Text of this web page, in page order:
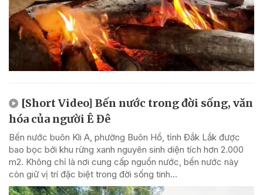
[Short Video] Bến nước trong đời sống, văn
hóa của người Ê Đê
Bến nước buôn Kli A, phường Buôn Hồ, tỉnh Đắk Lắk được
bao bọc bởi khu rừng xanh nguyên sinh diện tích hơn 2.000
m2. Không chỉ là nơi cung cấp nguồn nước, bến nước này
còn giữ vị trí đặc biệt trong đời sống tinh...